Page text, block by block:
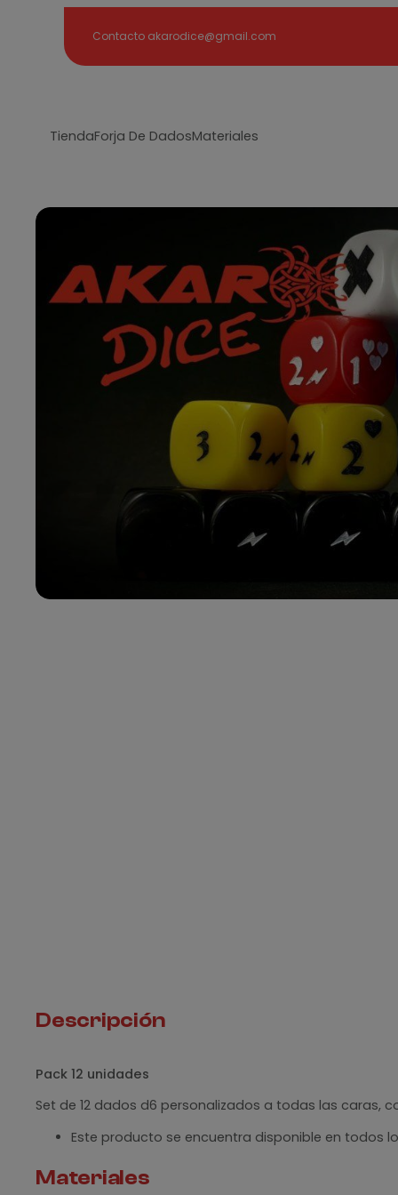
Contacto akarodice@gmail.com
TiendaForja De DadosMateriales
Descripción
Pack 12 unidades
Set de 12 dados d6 personalizados a todas las caras,
Este producto se encuentra disponible en todos
Materiales
Search